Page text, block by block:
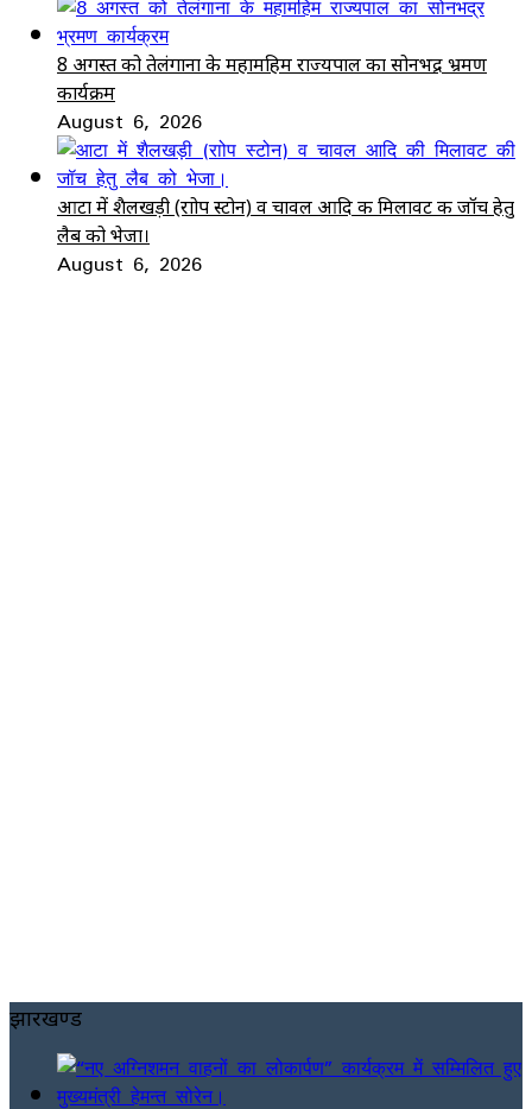
8 अगस्त को तेलंगाना के महामहिम राज्यपाल का सोनभद्र भ्रमण
कार्यक्रम
August 6, 2026
आटा में शैलखड़ी (राोप स्टोन) व चावल आदि की मिलावट की जॉच हेतु
लैब को भेजा।
August 6, 2026
झारखण्ड